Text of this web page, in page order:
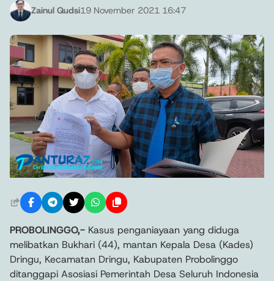
Zainul Qudsi19 November 2021 16:47
PROBOLINGGO,- Kasus penganiayaan yang diduga
melibatkan Bukhari (44), mantan Kepala Desa (Kades)
Dringu, Kecamatan Dringu, Kabupaten Probolinggo
ditanggapi Asosiasi Pemerintah Desa Seluruh Indonesia